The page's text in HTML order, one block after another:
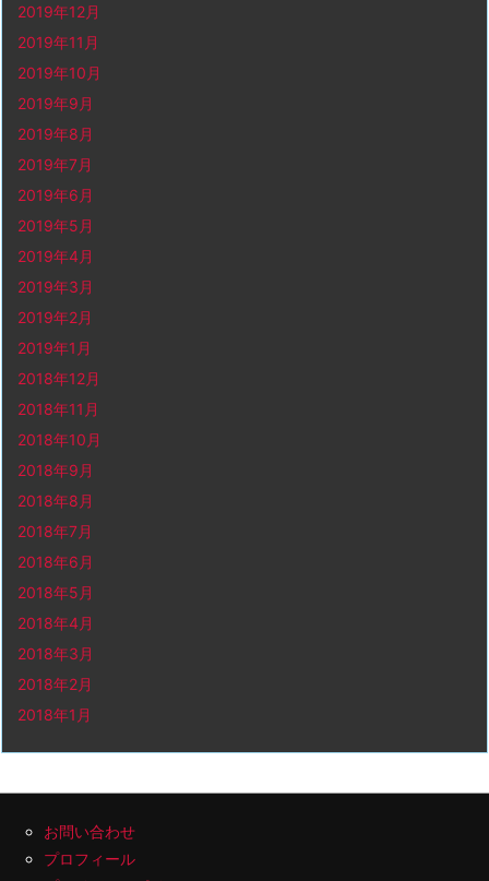
2019年12月
2019年11月
2019年10月
2019年9月
2019年8月
2019年7月
2019年6月
2019年5月
2019年4月
2019年3月
2019年2月
2019年1月
2018年12月
2018年11月
2018年10月
2018年9月
2018年8月
2018年7月
2018年6月
2018年5月
2018年4月
2018年3月
2018年2月
2018年1月
お問い合わせ
プロフィール